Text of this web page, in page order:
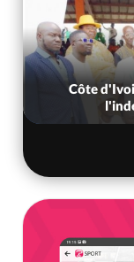
Côte d'Ivoire :